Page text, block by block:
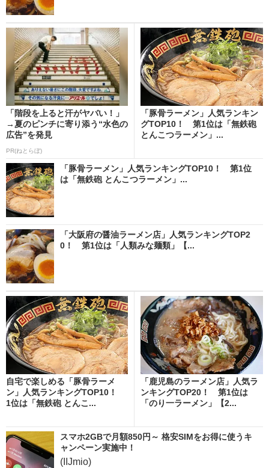
「階段を上ると汗がヤバい！」
→夏のピンチに寄り添う“水色の
広告”を発見
PR(ねとらぼ)
「豚骨ラーメン」人気ランキン
グTOP10！ 第1位は「無鉄砲
とんこつラーメン」...
「豚骨ラーメン」人気ランキングTOP10！ 第1位
は「無鉄砲 とんこつラーメン」...
「大阪府の醤油ラーメン店」人気ランキングTOP2
0！ 第1位は「人類みな麺類」【...
自宅で楽しめる「豚骨ラーメ
ン」人気ランキングTOP10！
1位は「無鉄砲 とんこ...
「鹿児島のラーメン店」人気ラ
ンキングTOP20！ 第1位は
「のり一ラーメン」【2...
スマホ2GBで月額850円～ 格安SIMをお得に使うキ
ャンペーン実施中！
(IIJmio)